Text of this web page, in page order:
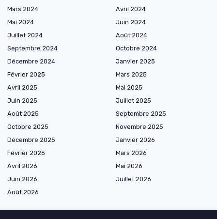
Mars 2024
Avril 2024
Mai 2024
Juin 2024
Juillet 2024
Août 2024
Septembre 2024
Octobre 2024
Décembre 2024
Janvier 2025
Février 2025
Mars 2025
Avril 2025
Mai 2025
Juin 2025
Juillet 2025
Août 2025
Septembre 2025
Octobre 2025
Novembre 2025
Décembre 2025
Janvier 2026
Février 2026
Mars 2026
Avril 2026
Mai 2026
Juin 2026
Juillet 2026
Août 2026